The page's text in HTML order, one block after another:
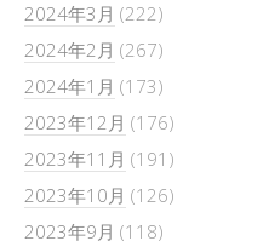
2024年3月 (222)
2024年2月 (267)
2024年1月 (173)
2023年12月 (176)
2023年11月 (191)
2023年10月 (126)
2023年9月 (118)